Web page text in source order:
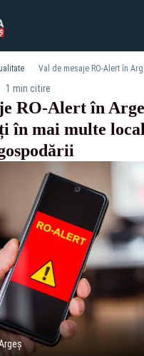
1 min citire
RO-Alert în
în mai multe